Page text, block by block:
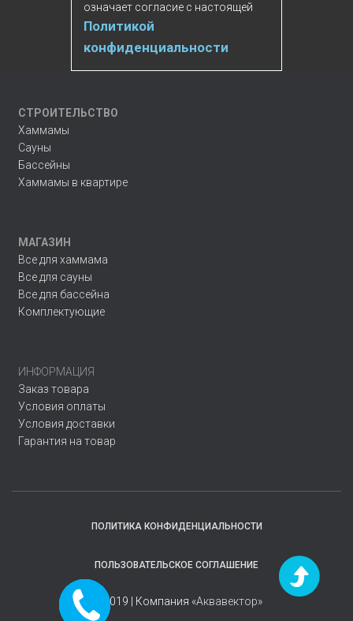
означает согласие с настоящей
Политикой
конфиденциальности
СТРОИТЕЛЬСТВО
Хаммамы
Сауны
Бассейны
Хаммамы в квартире
МАГАЗИН
Все для хаммама
Все для сауны
Все для бассейна
Комплектующие
ИНФОРМАЦИЯ
Заказ товара
Условия оплаты
Условия доставки
Гарантия на товар
ПОЛИТИКА КОНФИДЕНЦИАЛЬНОСТИ
ПОЛЬЗОВАТЕЛЬСКОЕ СОГЛАШЕНИЕ
© 2019 | Компания «Аквавектор»
Заказать
звонок